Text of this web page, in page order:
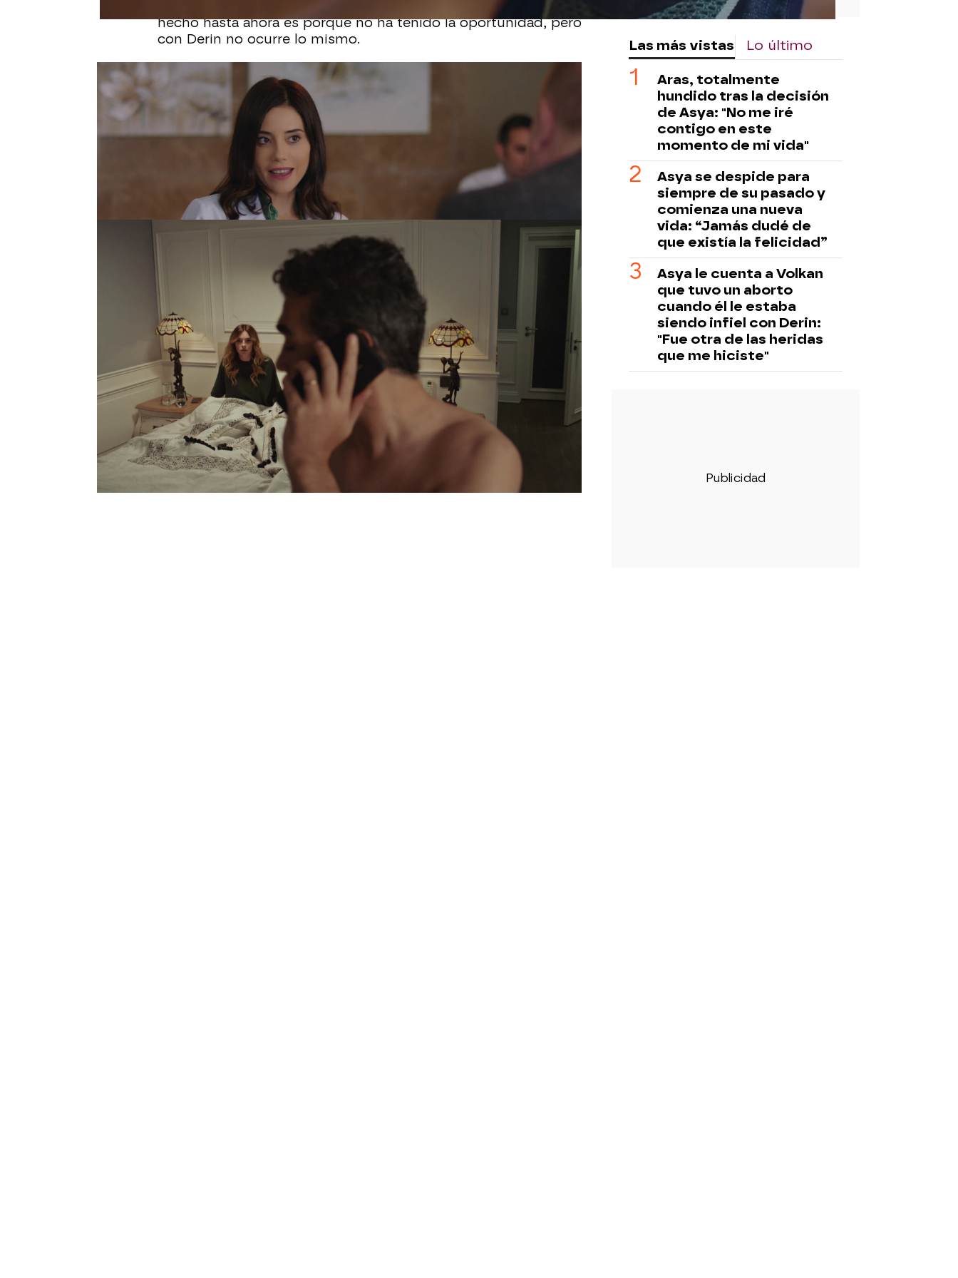
primera intención de Bahar es contárselo a Volkan. Si no lo ha
hecho hasta ahora es porque no ha tenido la oportunidad, pero
con Derin no ocurre lo mismo.
El padre de Derin ha desatado toda su ira contra ella al
enterarse de que mantiene una relación con un hombre. Haluk
incluso le ha prohibido salir de casa si no se lo presenta.
Parece que todo comienza a ponerse en contra en su vida,
más aún cuando ha tenido que escuchar a Volkan decir a su
mujer cuánto la quiere. Algo que forma parte del plan de Asya
para desmontar la mentira que están viviendo los tres.
Las más vistas Lo último
Aras, totalmente
hundido tras la decisión
de Asya: "No me iré
contigo en este
momento de mi vida"
Asya se despide para
siempre de su pasado y
comienza una nueva
vida: “Jamás dudé de
que existía la felicidad”
Asya le cuenta a Volkan
que tuvo un aborto
cuando él le estaba
siendo infiel con Derin:
"Fue otra de las heridas
que me hiciste"